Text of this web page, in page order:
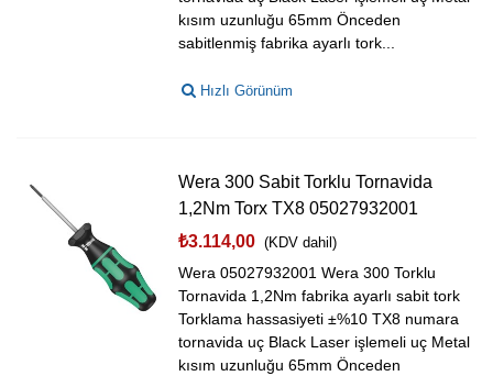
kısım uzunluğu 65mm Önceden
sabitlenmiş fabrika ayarlı tork...
Hızlı Görünüm
Wera 300 Sabit Torklu Tornavida
1,2Nm Torx TX8 05027932001
₺3.114,00 (KDV dahil)
Wera 05027932001 Wera 300 Torklu
Tornavida 1,2Nm fabrika ayarlı sabit tork
Torklama hassasiyeti ±%10 TX8 numara
tornavida uç Black Laser işlemeli uç Metal
kısım uzunluğu 65mm Önceden